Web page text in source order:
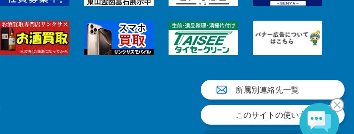
所属別連絡先一覧
このサイトの使い方